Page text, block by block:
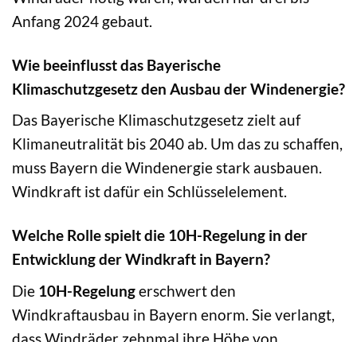
Anfang 2024 gebaut.
Wie beeinflusst das Bayerische
Klimaschutzgesetz den Ausbau der Windenergie?
Das Bayerische Klimaschutzgesetz zielt auf
Klimaneutralität bis 2040 ab. Um das zu schaffen,
muss Bayern die Windenergie stark ausbauen.
Windkraft ist dafür ein Schlüsselelement.
Welche Rolle spielt die 10H-Regelung in der
Entwicklung der Windkraft in Bayern?
Die 10H-Regelungerschwert den
Windkraftausbau in Bayern enorm. Sie verlangt,